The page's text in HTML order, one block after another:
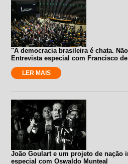
"A democracia brasileira é chata.
Entrevista especial com Francisco
LER MAIS
João Goulart e um projeto de nação
especial com Oswaldo Munteal